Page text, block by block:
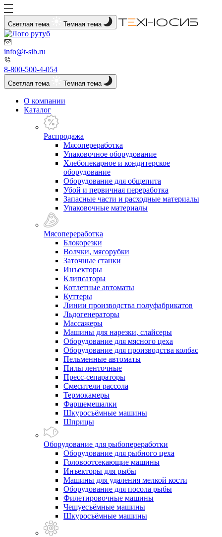
Светлая тема Темная тема
info@t-sib.ru
8-800-500-4-054
Светлая тема Темная тема
О компании
Каталог
Распродажа
Мясопереработка
Упаковочное оборудование
Хлебопекарное и кондитерское
оборудование
Оборудование для общепита
Убой и первичная переработка
Запасные части и расходные материалы
Упаковочные материалы
Мясопереработка
Блокорезки
Волчки, мясорубки
Заточные станки
Инъекторы
Клипсаторы
Котлетные автоматы
Куттеры
Линии производства полуфабрикатов
Льдогенераторы
Массажеры
Машины для нарезки, слайсеры
Оборудование для мясного цеха
Оборудование для производства колбас
Пельменные автоматы
Пилы ленточные
Пресс-сепараторы
Смесители рассола
Термокамеры
Фаршемешалки
Шкуросъёмные машины
Шприцы
Оборудование для рыбопереработки
Оборудование для рыбного цеха
Головоотсекающие машины
Инъекторы для рыбы
Машины для удаления мелкой кости
Оборудование для посола рыбы
Филетировочные машины
Чешуесъёмные машины
Шкуросъёмные машины